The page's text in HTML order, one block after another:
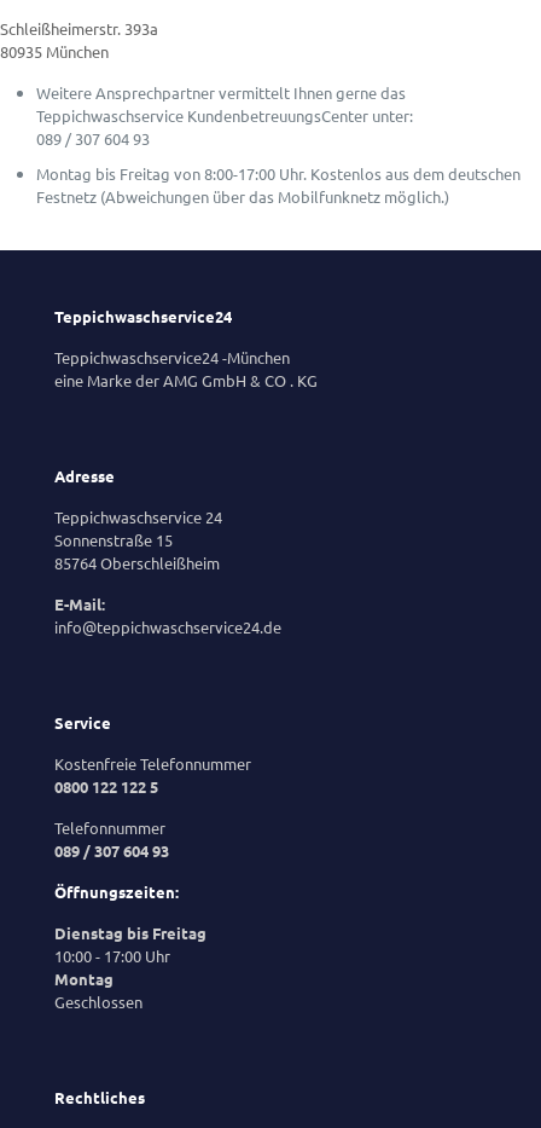
Schleißheimerstr. 393a
80935 München
Weitere Ansprechpartner vermittelt Ihnen gerne das
Teppichwaschservice KundenbetreuungsCenter unter:
089 / 307 604 93
Montag bis Freitag von 8:00-17:00 Uhr. Kostenlos aus dem deutschen
Festnetz (Abweichungen über das Mobilfunknetz möglich.)
Teppichwaschservice24
Teppichwaschservice24 -München
eine Marke der AMG GmbH & CO . KG
Adresse
Teppichwaschservice 24
Sonnenstraße 15
85764 Oberschleißheim
E-Mail:
info@teppichwaschservice24.de
Service
Kostenfreie Telefonnummer
0800 122 122 5
Telefonnummer
089 / 307 604 93
Öffnungszeiten:
Dienstag bis Freitag
10:00 - 17:00 Uhr
Montag
Geschlossen
Rechtliches